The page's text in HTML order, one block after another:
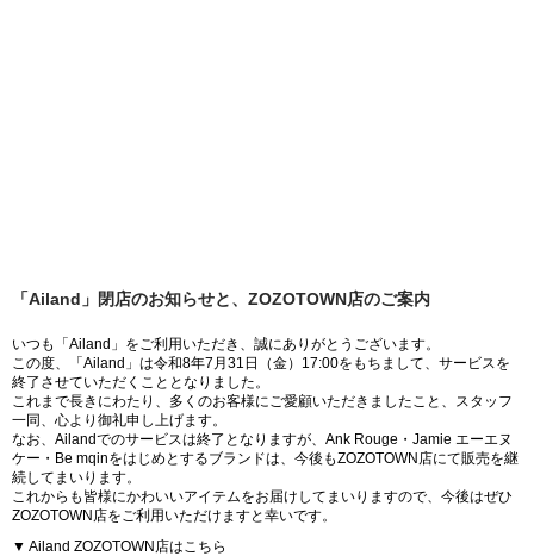
「Ailand」閉店のお知らせと、ZOZOTOWN店のご案内
いつも「Ailand」をご利用いただき、誠にありがとうございます。
この度、「Ailand」は令和8年7月31日（金）17:00をもちまして、サービスを
終了させていただくこととなりました。
これまで長きにわたり、多くのお客様にご愛顧いただきましたこと、スタッフ
一同、心より御礼申し上げます。
なお、Ailandでのサービスは終了となりますが、Ank Rouge・Jamie エーエヌ
ケー・Be mqinをはじめとするブランドは、今後もZOZOTOWN店にて販売を継
続してまいります。
これからも皆様にかわいいアイテムをお届けしてまいりますので、今後はぜひ
ZOZOTOWN店をご利用いただけますと幸いです。
▼ Ailand ZOZOTOWN店はこちら